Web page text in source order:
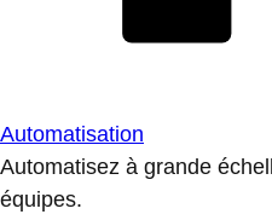
Automatisation
Automatisez à grande
équipes.